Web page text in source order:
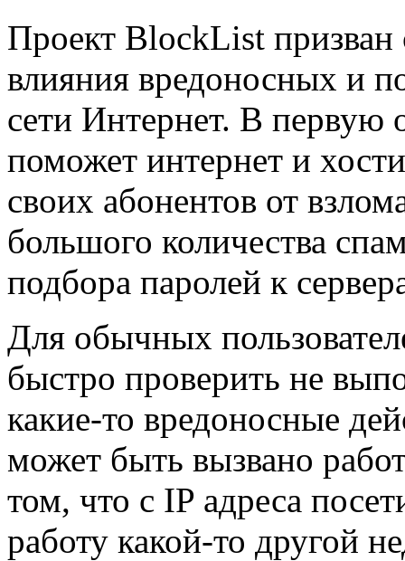
Проект BlockList призван
влияния вредоносных и
сети Интернет. В первую
поможет интернет и
своих абонентов от
большого количества
подбора паролей к
Для обычных
быстро проверить не
какие-то вредоносные
может быть вызвано
том, что c IP адреса
работу какой-то другой